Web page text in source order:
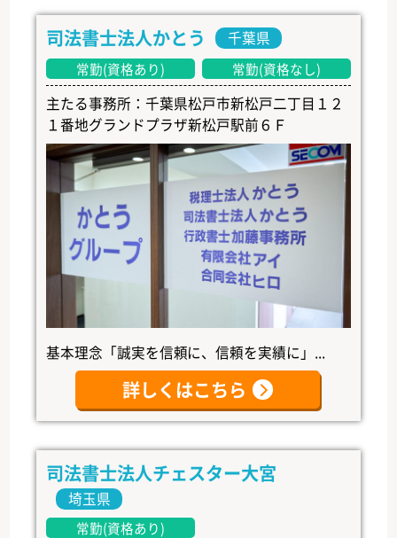
司法書士法人かとう 千葉県
常勤(資格あり) 常勤(資格なし)
主たる事務所：千葉県松戸市新松戸二丁目１２
１番地グランドプラザ新松戸駅前６Ｆ
基本理念「誠実を信頼に、信頼を実績に」...
詳しくはこちら
司法書士法人チェスター大宮
埼玉県
常勤(資格あり)